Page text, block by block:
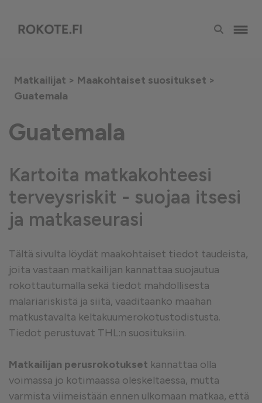
Matkailijat > Maakohtaiset suositukset >
Guatemala
Guatemala
Kartoita matkakohteesi
terveysriskit - suojaa itsesi
ja matkaseurasi
Tältä sivulta löydät maakohtaiset tiedot taudeista,
joita vastaan matkailijan kannattaa suojautua
rokottautumalla sekä tiedot mahdollisesta
malariariskistä ja siitä, vaaditaanko maahan
matkustavalta keltakuumerokotustodistusta.
Tiedot perustuvat THL:n suosituksiin.
Matkailijan perusrokotukset kannattaa olla
voimassa jo kotimaassa oleskeltaessa, mutta
varmista viimeistään ennen ulkomaan matkaa, että